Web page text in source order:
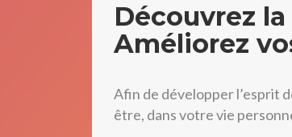
Découvrez
Améliorez
Afin de développer l’esprit
être, dans votre vie